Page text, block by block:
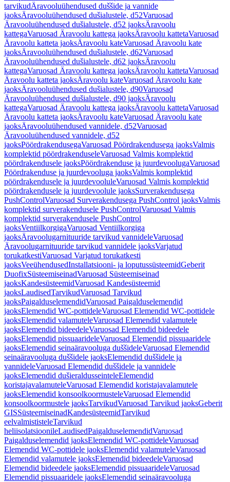
tarvikudÄravooluühendused duššide ja vannide
jaoksÄravooluühendused dušialustele, d52Varuosad
Äravooluühendused dušialustele, d52 jaoksÄravoolu
kattegaVaruosad Äravoolu kattega jaoksÄravoolu kattetaVaruosad
Äravoolu katteta jaoksÄravoolu kateVaruosad Äravoolu kate
jaoksÄravooluühendused dušialustele, d62Varuosad
Äravooluühendused dušialustele, d62 jaoksÄravoolu
kattegaVaruosad Äravoolu kattega jaoksÄravoolu kattetaVaruosad
Äravoolu katteta jaoksÄravoolu kateVaruosad Äravoolu kate
jaoksÄravooluühendused dušialustele, d90Varuosad
Äravooluühendused dušialustele, d90 jaoksÄravoolu
kattegaVaruosad Äravoolu kattega jaoksÄravoolu kattetaVaruosad
Äravoolu katteta jaoksÄravoolu kateVaruosad Äravoolu kate
jaoksÄravooluühendused vannidele, d52Varuosad
Äravooluühendused vannidele, d52
jaoksPöördrakendusegaVaruosad Pöördrakendusega jaoksValmis
komplektid pöördrakenduseleVaruosad Valmis komplektid
pöördrakendusele jaoksPöördrakenduse ja juurdevoolugaVaruosad
Pöördrakenduse ja juurdevooluga jaoksValmis komplektid
pöördrakendusele ja juurdevooluleVaruosad Valmis komplektid
pöördrakendusele ja juurdevoolule jaoksSurverakendusega
PushControlVaruosad Surverakendusega PushControl jaoksValmis
komplektid surverakendusele PushControlVaruosad Valmis
komplektid surverakendusele PushControl
jaoksVentiilkorgigaVaruosad Ventiilkorgiga
jaoksÄravoolugarnituuride tarvikud vannideleVaruosad
Äravoolugarnituuride tarvikud vannidele jaoksVarjatud
torukatkestiVaruosad Varjatud torukatkesti
jaoksVeeühendusedInstallatsiooni- ja loputussüsteemidGeberit
DuofixSüsteemiseinadVaruosad Süsteemiseinad
jaoksKandesüsteemidVaruosad Kandesüsteemid
jaoksLaudisedTarvikudVaruosad Tarvikud
jaoksPaigalduselemendidVaruosad Paigalduselemendid
jaoksElemendid WC-pottideleVaruosad Elemendid WC-pottidele
jaoksElemendid valamuteleVaruosad Elemendid valamutele
jaoksElemendid bideedeleVaruosad Elemendid bideedele
jaoksElemendid pissuaarideleVaruosad Elemendid pissuaaridele
jaoksElemendid seinaäravooluga duššideleVaruosad Elemendid
seinaäravooluga duššidele jaoksElemendid duššidele ja
vannideleVaruosad Elemendid duššidele ja vannidele
jaoksElemendid dušieraldusseinteleElemendid
koristajavalamuteleVaruosad Elemendid koristajavalamutele
jaoksElemendid konsoolkoormusteleVaruosad Elemendid
konsoolkoormustele jaoksTarvikudVaruosad Tarvikud jaoksGeberit
GISSüsteemiseinadKandesüsteemidTarvikud
eelvalmististeleTarvikud
heliisolatsioonileLaudisedPaigalduselemendidVaruosad
Paigalduselemendid jaoksElemendid WC-pottideleVaruosad
Elemendid WC-pottidele jaoksElemendid valamuteleVaruosad
Elemendid valamutele jaoksElemendid bideedeleVaruosad
Elemendid bideedele jaoksElemendid pissuaarideleVaruosad
Elemendid pissuaaridele jaoksElemendid seinaäravooluga